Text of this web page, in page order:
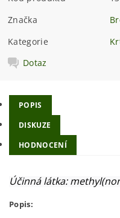
Značka
Kategorie
Dotaz
POPIS
DISKUZE
HODNOCENÍ
Účinná látka:
Popis: